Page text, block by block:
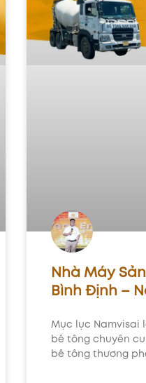
Nhà Máy
Bình Định –
Mục lục Namvisai
bê tông chuyên
bê tông thương